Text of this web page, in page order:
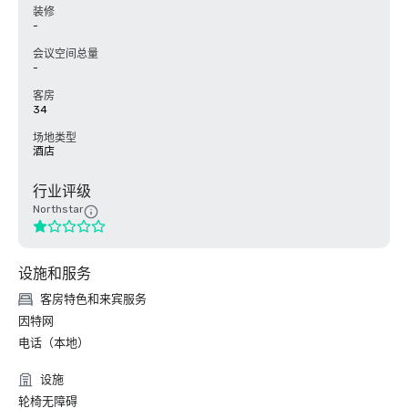
装修
-
会议空间总量
-
客房
34
场地类型
酒店
行业评级
Northstar
设施和服务
客房特色和来宾服务
因特网
电话（本地）
设施
轮椅无障碍